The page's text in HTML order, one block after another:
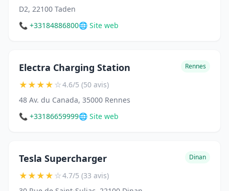
D2, 22100 Taden
📞 +33184886800🌐 Site web
Electra Charging Station Rennes
★★★★☆4.6/5 (50 avis)
48 Av. du Canada, 35000 Rennes
📞 +33186659999🌐 Site web
Tesla Supercharger Dinan
★★★★☆4.7/5 (33 avis)